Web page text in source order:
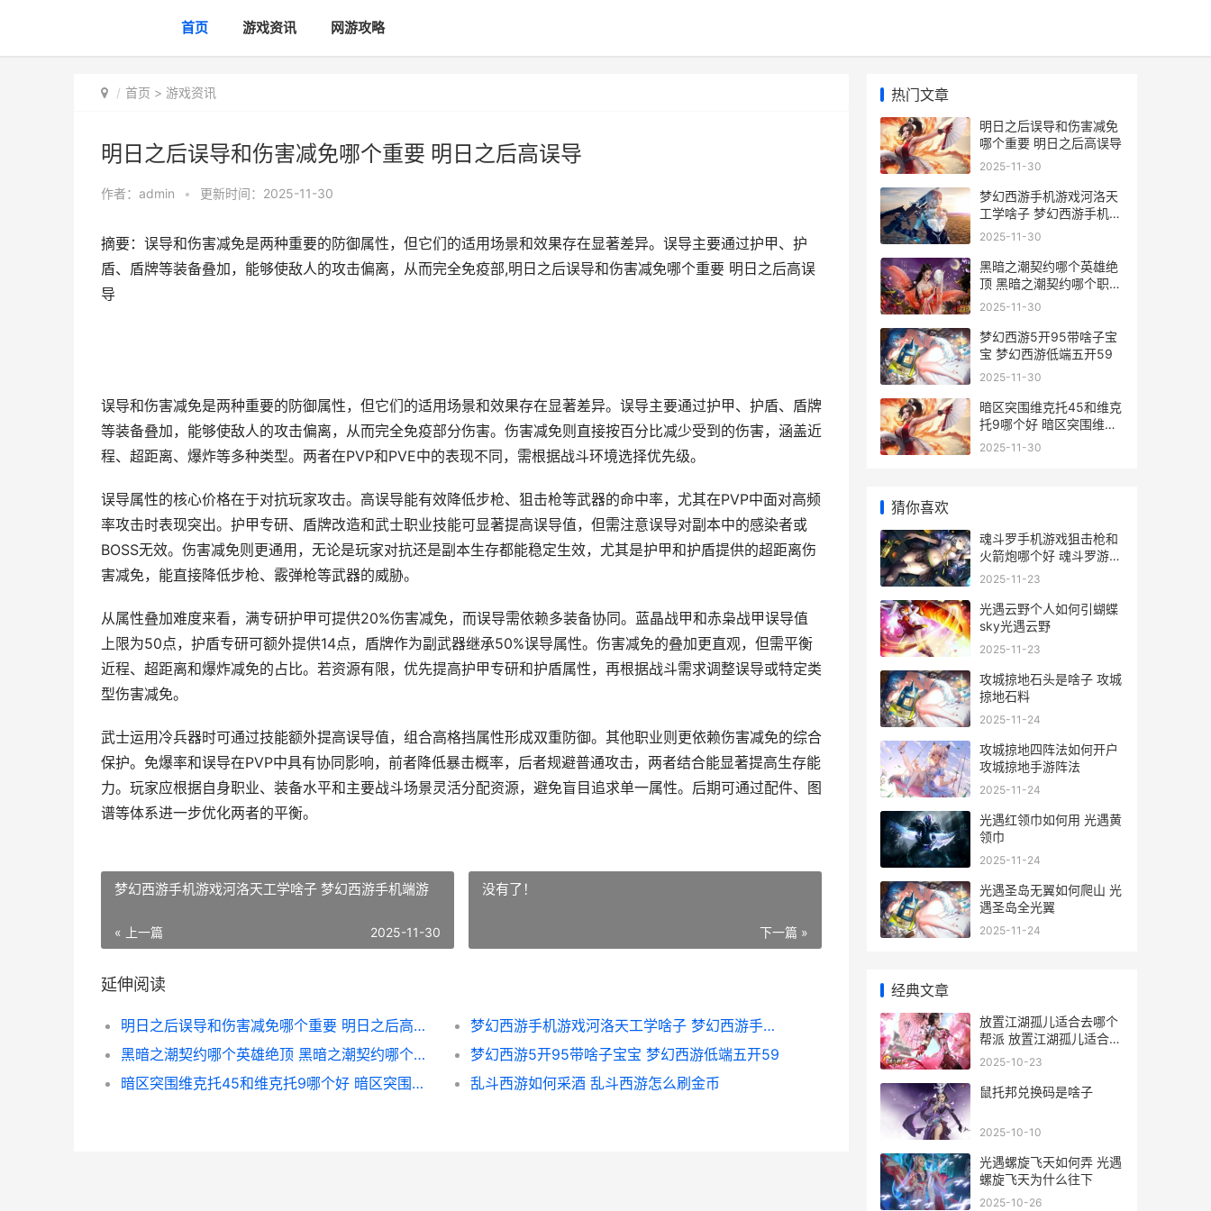
首页 游戏资讯 网游攻略
首页 > 游戏资讯
明日之后误导和伤害减免哪个重要 明日之后高误导
作者： admin • 更新时间：2025-11-30
摘要：误导和伤害减免是两种重要的防御属性，但它们的适用场景和效果存在显著差异。误导主要通过护甲、护
盾、盾牌等装备叠加，能够使敌人的攻击偏离，从而完全免疫部,明日之后误导和伤害减免哪个重要 明日之后高误
导
误导和伤害减免是两种重要的防御属性，但它们的适用场景和效果存在显著差异。误导主要通过护甲、护盾、盾牌
等装备叠加，能够使敌人的攻击偏离，从而完全免疫部分伤害。伤害减免则直接按百分比减少受到的伤害，涵盖近
程、超距离、爆炸等多种类型。两者在PVP和PVE中的表现不同，需根据战斗环境选择优先级。
误导属性的核心价格在于对抗玩家攻击。高误导能有效降低步枪、狙击枪等武器的命中率，尤其在PVP中面对高频
率攻击时表现突出。护甲专研、盾牌改造和武士职业技能可显著提高误导值，但需注意误导对副本中的感染者或
BOSS无效。伤害减免则更通用，无论是玩家对抗还是副本生存都能稳定生效，尤其是护甲和护盾提供的超距离伤
害减免，能直接降低步枪、霰弹枪等武器的威胁。
从属性叠加难度来看，满专研护甲可提供20%伤害减免，而误导需依赖多装备协同。蓝晶战甲和赤枭战甲误导值
上限为50点，护盾专研可额外提供14点，盾牌作为副武器继承50%误导属性。伤害减免的叠加更直观，但需平衡
近程、超距离和爆炸减免的占比。若资源有限，优先提高护甲专研和护盾属性，再根据战斗需求调整误导或特定类
型伤害减免。
武士运用冷兵器时可通过技能额外提高误导值，组合高格挡属性形成双重防御。其他职业则更依赖伤害减免的综合
保护。免爆率和误导在PVP中具有协同影响，前者降低暴击概率，后者规避普通攻击，两者结合能显著提高生存能
力。玩家应根据自身职业、装备水平和主要战斗场景灵活分配资源，避免盲目追求单一属性。后期可通过配件、图
谱等体系进一步优化两者的平衡。
梦幻西游手机游戏河洛天工学啥子 梦幻西游手机端游
« 上一篇 2025-11-30
没有了！
下一篇 »
延伸阅读
明日之后误导和伤害减免哪个重要 明日之后高误导
梦幻西游手机游戏河洛天工学啥子 梦幻西游手机端游
黑暗之潮契约哪个英雄绝顶 黑暗之潮契约哪个职业厉害
梦幻西游5开95带啥子宝宝 梦幻西游低端五开59
暗区突围维克托45和维克托9哪个好 暗区突围维克托9
乱斗西游如何采酒 乱斗西游怎么刷金币
热门文章
明日之后误导和伤害减免
哪个重要 明日之后高误导
2025-11-30
梦幻西游手机游戏河洛天
工学啥子 梦幻西游手机端
游
2025-11-30
黑暗之潮契约哪个英雄绝
顶 黑暗之潮契约哪个职业
厉害
2025-11-30
梦幻西游5开95带啥子宝
宝 梦幻西游低端五开59
2025-11-30
暗区突围维克托45和维克
托9哪个好 暗区突围维克
托9
2025-11-30
猜你喜欢
魂斗罗手机游戏狙击枪和
火箭炮哪个好 魂斗罗游戏
软件
2025-11-23
光遇云野个人如何引蝴蝶
sky光遇云野
2025-11-23
攻城掠地石头是啥子 攻城
掠地石料
2025-11-24
攻城掠地四阵法如何开户
攻城掠地手游阵法
2025-11-24
光遇红领巾如何用 光遇黄
领巾
2025-11-24
光遇圣岛无翼如何爬山 光
遇圣岛全光翼
2025-11-24
经典文章
放置江湖孤儿适合去哪个
帮派 放置江湖孤儿适合什
么人
2025-10-23
鼠托邦兑换码是啥子
2025-10-10
光遇螺旋飞天如何弄 光遇
螺旋飞天为什么往下
2025-10-26